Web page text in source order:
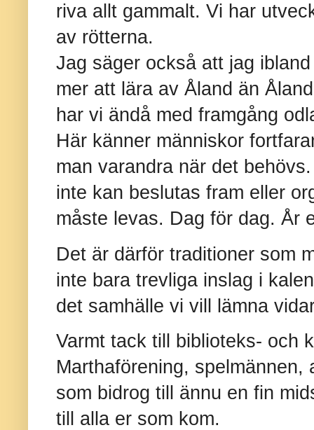
riva allt gammalt. Vi har
av rötterna.
Jag säger också att jag
mer att lära av Åland än
har vi ändå med framgång
Här känner människor
man varandra när det
inte kan beslutas fram eller
måste levas. Dag för dag. År
Det är därför traditioner som
inte bara trevliga inslag i
det samhälle vi vill lämna
Varmt tack till biblioteks- och
Marthaförening,
som bidrog till ännu en fin
till alla er som kom.